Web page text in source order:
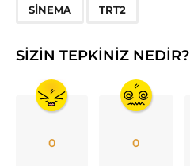
SINEMA TRT2
SIZIN TEPKINIZ NEDIR?
0 0